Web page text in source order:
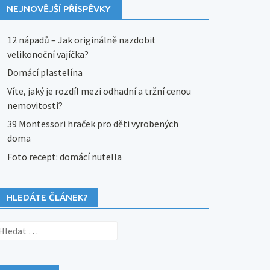
NEJNOVĚJŠÍ PŘÍSPĚVKY
12 nápadů – Jak originálně nazdobit
velikonoční vajíčka?
Domácí plastelína
Víte, jaký je rozdíl mezi odhadní a tržní cenou
nemovitosti?
39 Montessori hraček pro děti vyrobených
doma
Foto recept: domácí nutella
HLEDÁTE ČLÁNEK?